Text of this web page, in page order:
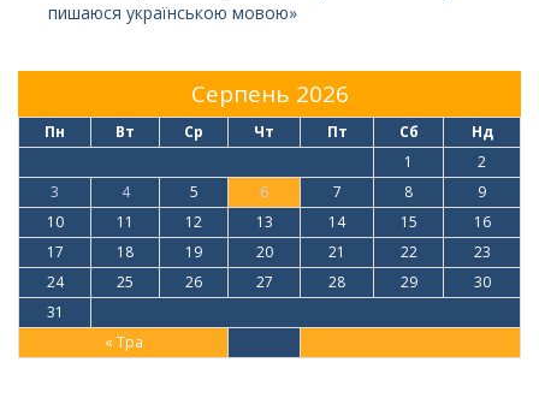
пишаюся українською мовою»
Серпень 2026
Пн Вт Ср Чт Пт Сб Нд
« Тра
1
2
3
4 5 6 7 8
9
10
11 12 13 14 15
16
17
18 19 20 21 22
23
24
25 26 27 28 29
30
31